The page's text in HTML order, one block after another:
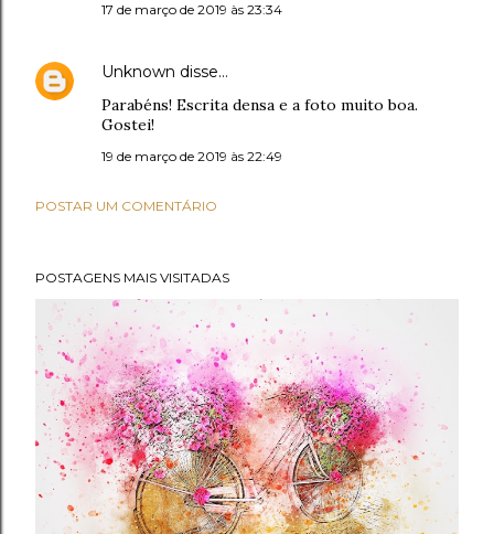
17 de março de 2019 às 23:34
Unknown disse…
Parabéns! Escrita densa e a foto muito boa.
Gostei!
19 de março de 2019 às 22:49
POSTAR UM COMENTÁRIO
POSTAGENS MAIS VISITADAS